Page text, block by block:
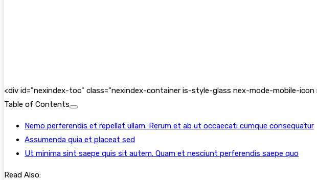
<div id="nexindex-toc" class="nexindex-container is-style-glass nex-mode-mobile-
Table of Contents
Nemo perferendis et repellat ullam. Rerum et ab ut occaecati cumque consequatur
Assumenda quia et placeat sed
Ut minima sint saepe quis sit autem. Quam et nesciunt perferendis saepe quo
Read Also: